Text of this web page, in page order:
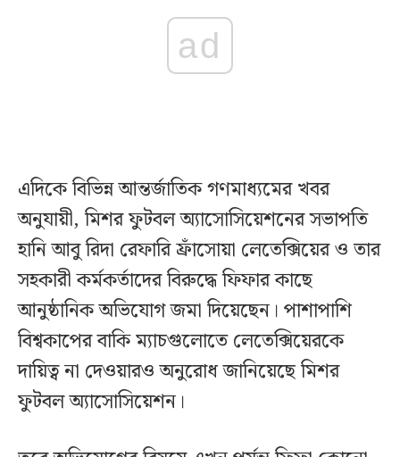
ad
এদিকে বিভিন্ন আন্তর্জাতিক গণমাধ্যমের খবর
অনুযায়ী, মিশর ফুটবল অ্যাসোসিয়েশনের সভাপতি
হানি আবু রিদা রেফারি ফ্রাঁসোয়া লেতেক্সিয়ের ও তার
সহকারী কর্মকর্তাদের বিরুদ্ধে ফিফার কাছে
আনুষ্ঠানিক অভিযোগ জমা দিয়েছেন। পাশাপাশি
বিশ্বকাপের বাকি ম্যাচগুলোতে লেতেক্সিয়েরকে
দায়িত্ব না দেওয়ারও অনুরোধ জানিয়েছে মিশর
ফুটবল অ্যাসোসিয়েশন।